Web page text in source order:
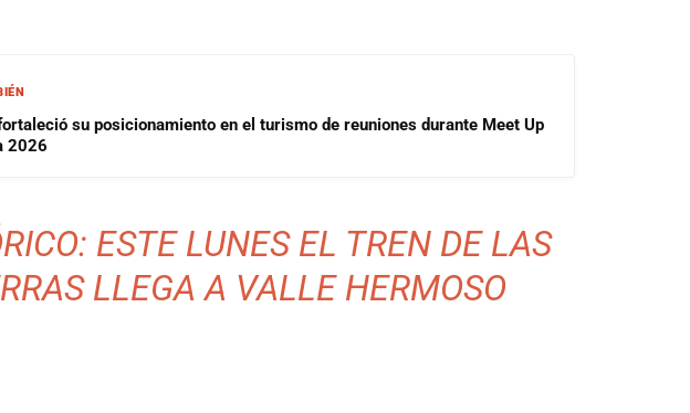
su posicionamiento en el turismo de reuniones durante Meet Up
2026
ESTE LUNES EL TREN DE LAS
LLEGA A VALLE HERMOSO